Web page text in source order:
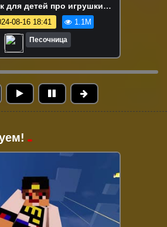
— Развивающее видео для
маленьких
08-16 18:41 1.1M
Песочница